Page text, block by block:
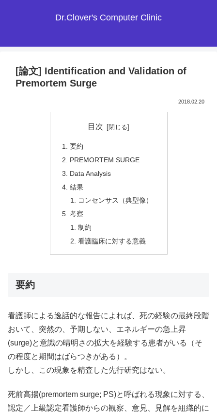
Dr.Clover's Computer Clinic
[論文] Identification and Validation of
Premortem Surge
2018.02.20
目次
要約
PREMORTEM SURGE
Data Analysis
結果
コンセンサス（典型像）
考察
制約
看護臨床に対する意義
要約
看護師による逸話的な報告によれば、死の経験の最終段階
おいて、突然の、予期しない、エネルギーの急上昇
(surge)と意識の晴明さの拡大を経験する患者がいる（そ
の程度と期間はばらつきがある）。
しかし、この現象を精査した先行研究はない。
死前高揚(premortem surge; PS)と呼ばれる現象に対する、
認定／上級認定看護師からの観察、意見、見解を組織的に